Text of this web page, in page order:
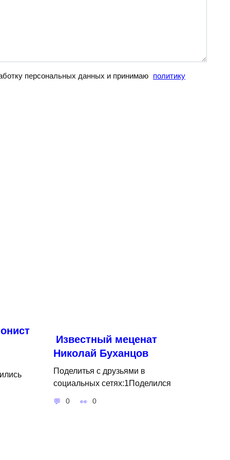
персональных данных и принимаю политику
Известный меценат
Николай Буханцов
Поделитья с друзьями в
социальных сетях:1Поделился
0 0